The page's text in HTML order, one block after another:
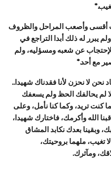
أقسى وأصعب المراحل والظروف
يبرر له ذلك أبدا التراجع في
عن شعبه ومسؤليه، ولم
مع أحد.*
نحن لا نحزن لأنا فقدناك شهيدا..
لم يحالفك الحظ ولم يسعفك
كنت تريد، وكما كنا نأمل، وعلى
الله وأكرمك، فاختارك شهيدا،
وبقينا بعدك نكابد المشاق
تغيب، ملهما بروحيتك،
ومآثرك.